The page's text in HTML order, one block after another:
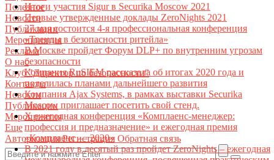
Полезное
Новости
Публикации
Мероприятия
Реклама
О нас
Клуб "Директор по безопасности"
Контакты
Новости
Публикации
Мероприятия
Еще
АвторизацияРегистрация Обратная связь
Итоги участия Sigur в Securika Moscow 2021
Первые утвержденные доклады ZeroNights 2021
27 мая состоится 4-я профессиональная конференция
«Тренды в безопасности ритейла»
В Москве пройдет Форум DLP+ по внутренним угрозам
безопасности
Компания RuSIEM рассказала об итогах 2020 года и
поделилась планами дальнейшего развития
Компания Ajax Systems, в рамках выставки Securika
Moscow приглашает посетить свой стенд.
X ежегодная конференция «Комплаенс-менеджер:
профессия и предназначение» и ежегодная премия
«Комплаенс — 2020»
В 2021 году в десятый раз пройдет ZeroNights – ежегодная